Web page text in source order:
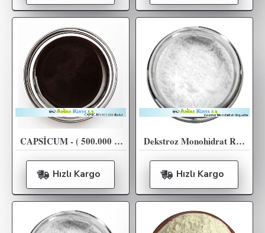
CAPSİCUM - ( 500.000 Ünite )
Hızlı Kargo
Dekstroz Monohidrat Roquette - 25KG
Hızlı Kargo